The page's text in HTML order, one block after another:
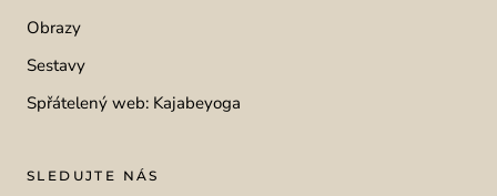
Obrazy
Sestavy
Spřátelený web: Kajabeyoga
SLEDUJTE NÁS